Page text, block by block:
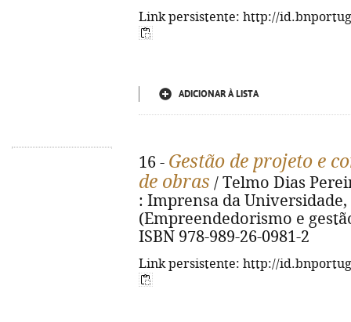
Link persistente: http://
ADICIONAR À LISTA
16 - Gestão de projeto e
de obras / Telmo Dias
: Imprensa da Universidade,
(Empreendedorismo e
ISBN 978-989-26-0981-2
Link persistente: http://